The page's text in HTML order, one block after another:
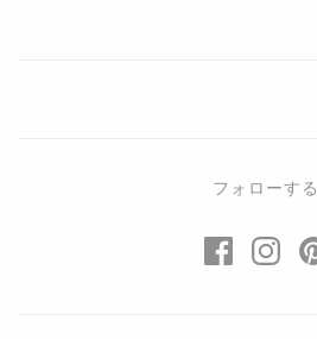
フォローする